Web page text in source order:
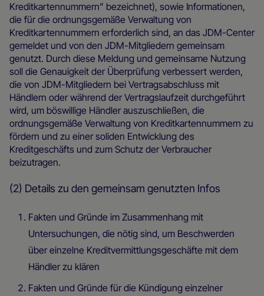
Kreditkartennummern” bezeichnet), sowie Informationen,
die für die ordnungsgemäße Verwaltung von
Kreditkartennummern erforderlich sind, an das JDM-Center
gemeldet und von den JDM-Mitgliedern gemeinsam
genutzt. Durch diese Meldung und gemeinsame Nutzung
soll die Genauigkeit der Überprüfung verbessert werden,
die von JDM-Mitgliedern bei Vertragsabschluss mit
Händlern oder während der Vertragslaufzeit durchgeführt
wird, um böswillige Händler auszuschließen, die
ordnungsgemäße Verwaltung von Kreditkartennummern zu
fördern und zu einer soliden Entwicklung des
Kreditgeschäfts und zum Schutz der Verbraucher
beizutragen.
(2) Details zu den gemeinsam genutzten Infos
Fakten und Gründe im Zusammenhang mit
Untersuchungen, die nötig sind, um Beschwerden
über einzelne Kreditvermittlungsgeschäfte mit dem
Händler zu klären
Fakten und Gründe für die Kündigung einzelner